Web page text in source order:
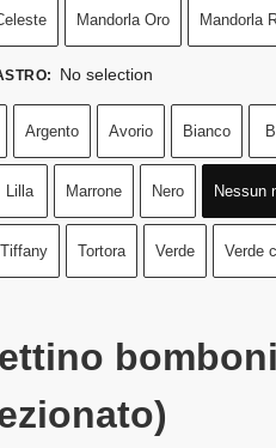
Mandorla Oro Mandorla
: No selection
Argento Avorio Bianco
Lilla Marrone Nero Nessun
Tiffany Tortora Verde Verde